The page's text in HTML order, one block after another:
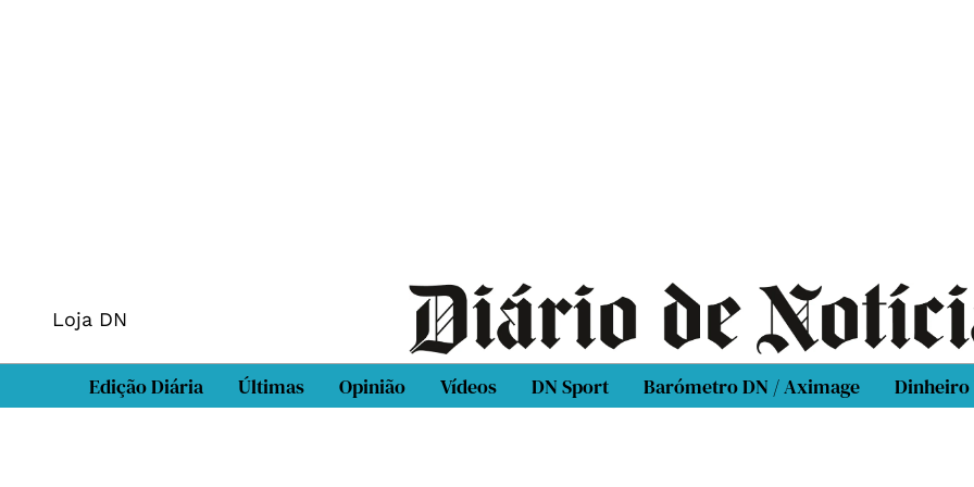
Loja DN
Edição Diária Últimas Opinião Vídeos DN Sport Barómetro DN / Aximage Dinheiro